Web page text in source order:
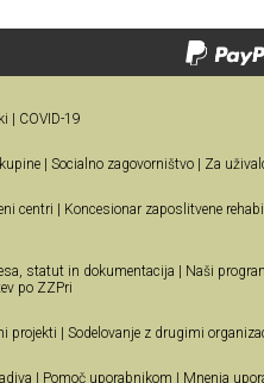
COVID-19
Socialno zagovorništvo Za
centri Koncesionar zaposlitvene
statut in dokumentacija Naši
po ZZPri
projekti
Sodelovanje z drugimi
Pomoč uporabnikom Mnenja